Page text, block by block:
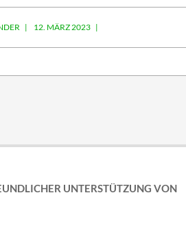
12. MÄRZ 2023
UNTERSTÜTZUNG VON